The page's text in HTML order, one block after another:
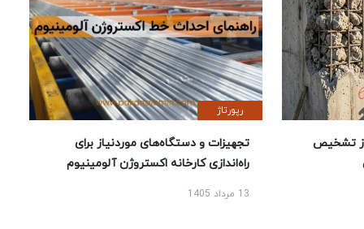
تشخیص
رپورتاژ
تجهیزات و دستگاه‌های موردنیاز برای
راه‌اندازی کارخانه اکستروژن آلومینیوم
13 مرداد 1405